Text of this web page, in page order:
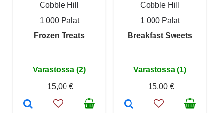
Cobble Hill
1 000 Palat
Frozen Treats
Varastossa (2)
15,00 €
Cobble Hill
1 000 Palat
Breakfast Sweets
Varastossa (1)
15,00 €